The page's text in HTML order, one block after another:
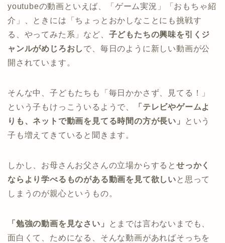
youtubeの動画といえば、「ゲーム実況」「おもちゃ紹
介」、ときには「ちょっとおかしなことにも挑戦す
る、やってみた系」など、 子どもたちの興味を引くジ
ャンルがめじろおし で、毎日のように新しい動画が公
開されています。
そんな中、子どもたちも「毎日かかさず、見てる！」
という子もけっこういるようで、
「テレビやゲームよ
りも、ネットで動画を見てる時間の方が長い」
という
子も増えてきていると聞きます。
しかし、お母さんお父さんの立場からするとせっかく
ならより学べるものがある動画を見て欲しいと思って
しまうのが親心というもの。
「勉強の動画を見なさい」
とまでは言わないまでも、
面白くて、ためになる、そんな動画があればそっちを